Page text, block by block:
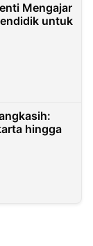
Mengajar
untuk
hingga